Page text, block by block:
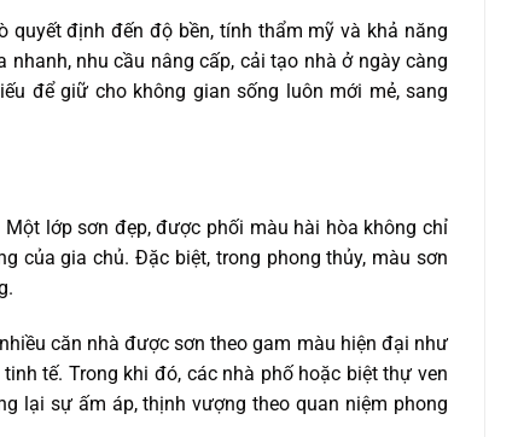
định đến độ bền, tính thẩm mỹ và khả năng
nhu cầu nâng cấp, cải tạo nhà ở ngày càng
để giữ cho không gian sống luôn mới mẻ, sang
lớp sơn đẹp, được phối màu hài hòa không chỉ
của gia chủ. Đặc biệt, trong phong thủy, màu sơn
căn nhà được sơn theo gam màu hiện đại như
tế. Trong khi đó, các nhà phố hoặc biệt thự ven
lại sự ấm áp, thịnh vượng theo quan niệm phong